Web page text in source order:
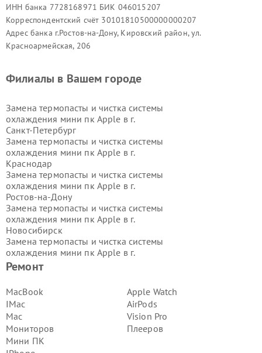
ИНН банка 7728168971 БИК 046015207
Корреспондентский счёт 30101810500000000207
Адрес банка г.Ростов-на-Дону, Кировский район, ул.
Красноармейская, 206
Ремонт
MacBook
IMac
Mac
Мониторов
Мини ПК
Apple Watch
AirPods
Vision Pro
Плееров
Филиалы в Вашем городе
Замена термопасты и чистка системы
охлаждения мини пк Apple в г.
Санкт-Петербург
Замена термопасты и чистка системы
охлаждения мини пк Apple в г.
Краснодар
Замена термопасты и чистка системы
охлаждения мини пк Apple в г.
Ростов-на-Дону
Замена термопасты и чистка системы
охлаждения мини пк Apple в г.
Новосибирск
Замена термопасты и чистка системы
охлаждения мини пк Apple в г.
Екатеринбург
охлаждения мини пк Apple в г.
Казань
Замена термопасты и чистка системы
охлаждения мини пк Apple в г.
Воронеж
Замена термопасты и чистка системы